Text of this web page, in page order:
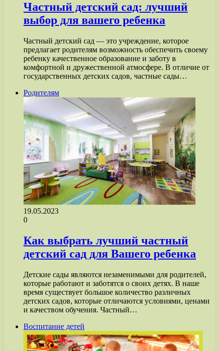
Частный детский сад: лучший
выбор для вашего ребенка
Частный детский сад — это учреждение, которое
предлагает родителям возможность обеспечить своему
ребенку качественное образование и заботу в
комфортной и дружественной атмосфере. В отличие от
государственных детских садов, частные сады…
Родителям
19.05.2023
0
Как выбрать лучший частный
детский сад для Вашего ребенка
Детские сады являются незаменимыми для родителей,
которые работают и заботятся о своих детях. В наше
время существует большое количество различных
детских садов, которые отличаются условиями, ценами
и качеством обучения. Частный…
Воспитание детей